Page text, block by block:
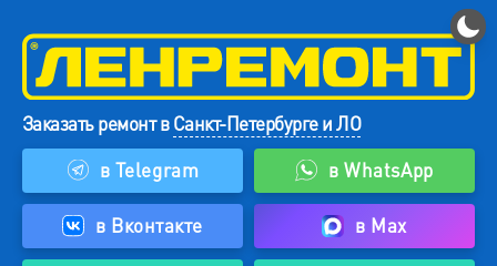
Заказать ремонт вСанкт-Петербурге и ЛО
в Telegram
в WhatsApp
в Вконтакте в Max